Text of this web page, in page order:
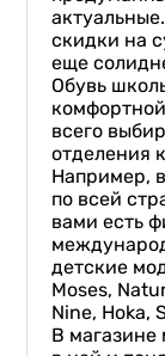
скидки на
еще
Обувь
всего
отделения
Например, в
по всей
вами есть
детские
Moses,
Nine, Hoka,
В магазине